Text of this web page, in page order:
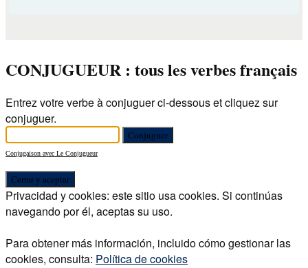
CONJUGUEUR : tous les verbes français
Entrez votre verbe à conjuguer ci-dessous et cliquez sur
conjuguer.
Conjugaison avec Le Conjugueur
Privacidad y cookies: este sitio usa cookies. Si continúas
navegando por él, aceptas su uso.
Para obtener más información, incluido cómo gestionar las
cookies, consulta: Política de cookies